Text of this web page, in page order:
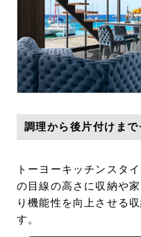
調理から後片付けま
トーヨーキッチンスタ
の目線の高さに収納や
り機能性を向上させる
す。